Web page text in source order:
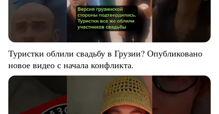
Туристки облили свадьбу в Грузии? Опубликовано
новое видео с начала конфликта.